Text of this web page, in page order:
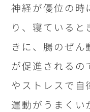
神経が優位の時
り、寝ている
きに、腸のぜ
が促進されるの
やストレスで自
運動がうまくい